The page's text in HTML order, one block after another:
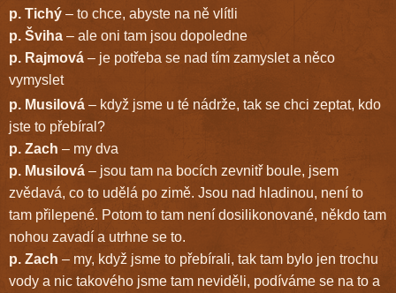
p. Tichý – to chce, abyste na ně vlítli
p. Šviha – ale oni tam jsou dopoledne
p. Rajmová – je potřeba se nad tím zamyslet a něco
vymyslet
p. Musilová – když jsme u té nádrže, tak se chci zeptat, kdo
jste to přebíral?
p. Zach – my dva
p. Musilová – jsou tam na bocích zevnitř boule, jsem
zvědavá, co to udělá po zimě. Jsou nad hladinou, není to
tam přilepené. Potom to tam není dosilikonované, někdo tam
nohou zavadí a utrhne se to.
p. Zach – my, když jsme to přebírali, tak tam bylo jen trochu
vody a nic takového jsme tam neviděli, podíváme se na to a